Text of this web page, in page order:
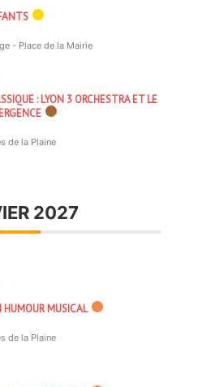
- Place de la Mairie
: LYON 3 ORCHESTRA ET LE
de la Plaine
2027
MUSICAL
de la Plaine